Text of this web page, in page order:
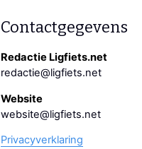
Contactgegevens
Redactie Ligfiets.net
redactie@ligfiets.net
Website
website@ligfiets.net
Privacyverklaring